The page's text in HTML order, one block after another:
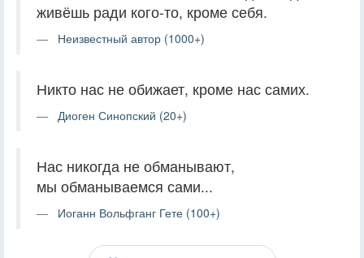
живёшь ради кого-то, кроме себя.
Неизвестный автор (1000+)
Никто нас не обижает, кроме нас самих.
Диоген Синопский (20+)
Нас никогда не обманывают,
мы обманываемся сами...
Иоганн Вольфганг Гете (100+)